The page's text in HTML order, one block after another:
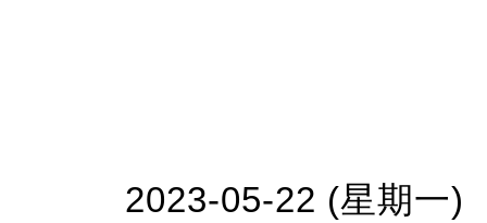
2023-05-22 (星期一)